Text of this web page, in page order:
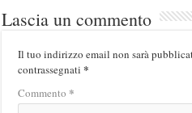
Lascia un commento
Il tuo indirizzo email non sarà
contrassegnati*
Commento *